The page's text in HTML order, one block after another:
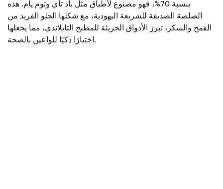
بنسبة 70%، فهو مصنوع لأطباق مثل باد تاي وتوم يام. هذه
الصلصة الصديقة للشريعة اليهودية، مع شكلها الحلو الفريد من
القمح والسكر، تبرز الأذواق الجريئة للمطبخ التايلاندي، مما يجعلها
اختيارًا ذكيًا للواعين بالصحة.